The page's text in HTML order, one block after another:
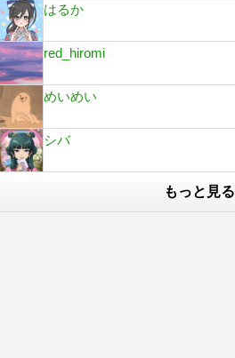
はるか
red_hiromi
めいめい
シバ
もっと見る